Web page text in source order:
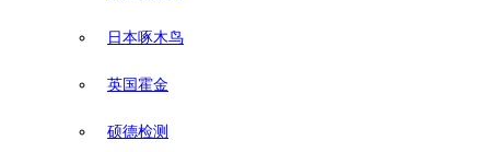
日本啄木鸟
英国霍金
硕德检测